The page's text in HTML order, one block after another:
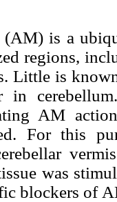
is a
regions,
Little is
AM
For this
was
blockers of